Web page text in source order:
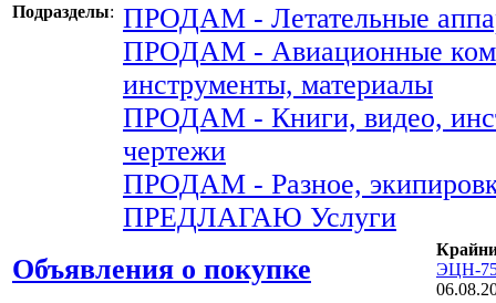
Подразделы: ПРОДАМ - Летательные
ПРОДАМ - Авиационные
инструменты, материалы
ПРОДАМ - Книги, видео,
чертежи
ПРОДАМ - Разное,
ПРЕДЛАГАЮ Услуги
Объявления о покупке
ЭЦН-